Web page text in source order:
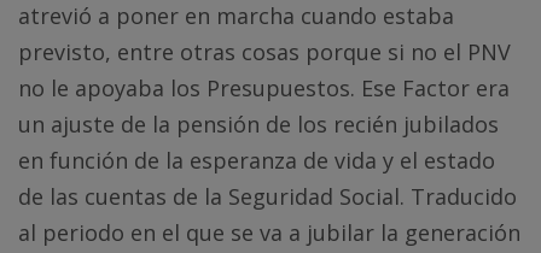
atrevió a poner en marcha cuando estaba
previsto, entre otras cosas porque si no el PNV
no le apoyaba los Presupuestos. Ese Factor era
un ajuste de la pensión de los recién jubilados
en función de la esperanza de vida y el estado
de las cuentas de la Seguridad Social. Traducido
al periodo en el que se va a jubilar la generación